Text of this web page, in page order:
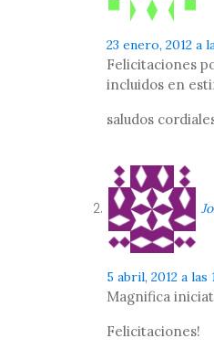
23 enero, 2012 a
Felicitaciones
incluidos en
saludos
5 abril, 2012 a las
Magnifica
Felicitaciones!